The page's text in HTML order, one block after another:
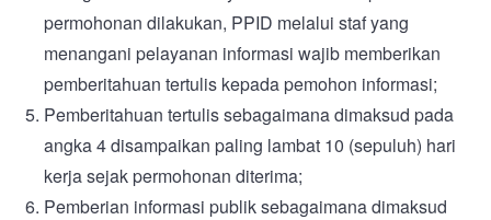
permohonan dilakukan, PPID melalui staf yang
menangani pelayanan informasi wajib memberikan
pemberitahuan tertulis kepada pemohon informasi;
Pemberitahuan tertulis sebagaimana dimaksud pada
angka 4 disampaikan paling lambat 10 (sepuluh) hari
kerja sejak permohonan diterima;
Pemberian informasi publik sebagaimana dimaksud